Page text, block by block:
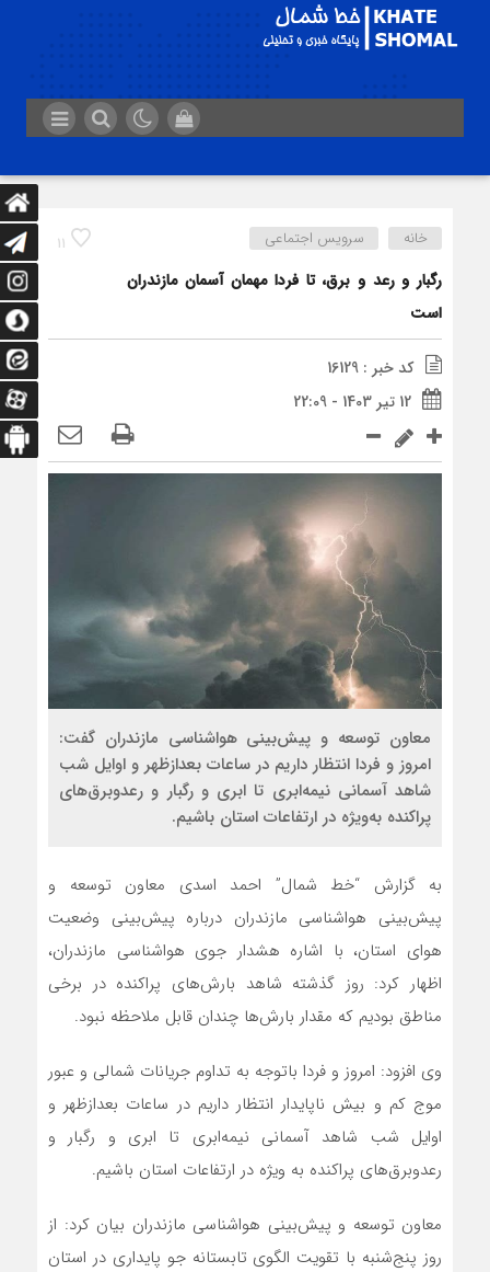
11 خانه سرویس اجتماعی
رگبار و رعد و برق، تا فردا مهمان آسمان مازندران
است
کد خبر : 16129
12 تیر 1403 - 22:09
معاون توسعه و پیش‌بینی هواشناسی مازندران گفت:
امروز و فردا انتظار داریم در ساعات بعدازظهر و اوایل شب
شاهد آسمانی نیمه‌ابری تا ابری و رگبار و رعدوبرق‌های
پراکنده به‌ویژه در ارتفاعات استان باشیم.
به گزارش “خط شمال” احمد اسدی معاون توسعه و
پیش‌بینی هواشناسی مازندران درباره پیش‌بینی وضعیت
هوای استان، با اشاره هشدار جوی هواشناسی مازندران،
اظهار کرد: روز گذشته شاهد بارش‌های پراکنده در برخی
مناطق بودیم که مقدار بارش‌ها چندان قابل ملاحظه نبود.
وی افزود: امروز و فردا باتوجه به تداوم جریانات شمالی و عبور
موج کم و بیش ناپایدار انتظار داریم در ساعات بعدازظهر و
اوایل شب شاهد آسمانی نیمه‌ابری تا ابری و رگبار و
رعدوبرق‌های پراکنده به ویژه در ارتفاعات استان باشیم.
معاون توسعه و پیش‌بینی هواشناسی مازندران بیان کرد: از
روز پنج‌شنبه با تقویت الگوی تابستانه جو پایداری در استان